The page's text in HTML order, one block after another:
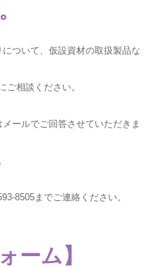
ついて、仮設資材の取扱製品な
ご相談ください。
ールでご回答させていただきま
8505までご連絡ください。
ーム】